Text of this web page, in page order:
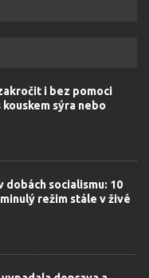
i bez pomoci
kouskem sýra nebo
socialismu: 10
režim stále v živé